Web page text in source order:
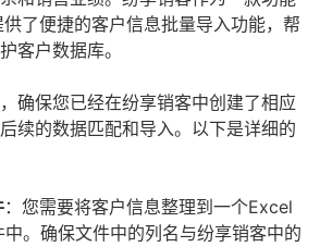
了便捷的客户信息批量导入功能，帮
客户数据库。
确保您已经在纷享销客中创建了相应
续的数据匹配和导入。以下是详细的
：您需要将客户信息整理到一个Excel
。确保文件中的列名与纷享销客中的